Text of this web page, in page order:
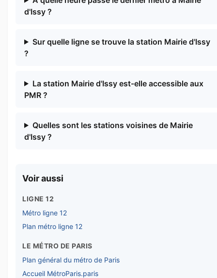
d'Issy ?
Sur quelle ligne se trouve la station Mairie d'Issy
?
La station Mairie d'Issy est-elle accessible aux
PMR ?
Quelles sont les stations voisines de Mairie
d'Issy ?
Voir aussi
LIGNE 12
Métro ligne 12
Plan métro ligne 12
LE MÉTRO DE PARIS
Plan général du métro de Paris
Accueil MétroParis.paris